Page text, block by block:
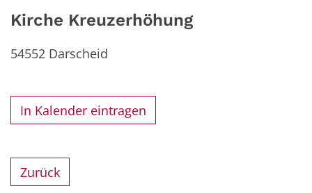
Kirche Kreuzerhöhung
54552 Darscheid
In Kalender eintragen
Zurück